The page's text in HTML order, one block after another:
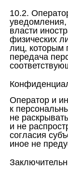
10.2.
уведомления,
власти
физических
лиц, которым
передача
Оператор и
к
не
и не
согласия
иное не